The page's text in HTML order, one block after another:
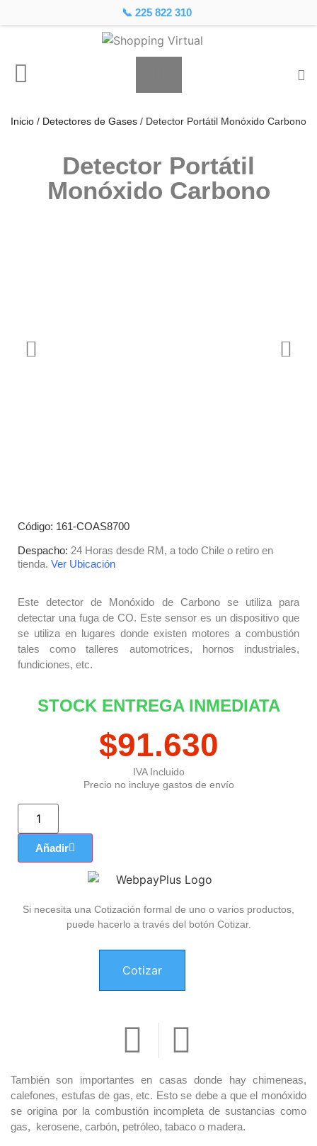
📞 225 822 310
Inicio / Detectores de Gases / Detector Portátil Monóxido Carbono
Detector Portátil
Monóxido Carbono
Código: 161-COAS8700
Despacho: 24 Horas desde RM, a todo Chile o retiro en
tienda. Ver Ubicación
Este detector de Monóxido de Carbono se utiliza para
detectar una fuga de CO. Este sensor es un dispositivo que
se utiliza en lugares donde existen motores a combustión
tales como talleres automotrices, hornos industriales,
fundiciones, etc.
STOCK ENTREGA INMEDIATA
$91.630
IVA Incluido
Precio no incluye gastos de envío
Añadir
Si necesita una Cotización formal de uno o varios productos,
puede hacerlo a través del botón Cotizar.
Cotizar
También son importantes en casas donde hay chimeneas,
calefones, estufas de gas, etc. Esto se debe a que el monóxido
se origina por la combustión incompleta de sustancias como
gas, kerosene, carbón, petróleo, tabaco o madera.